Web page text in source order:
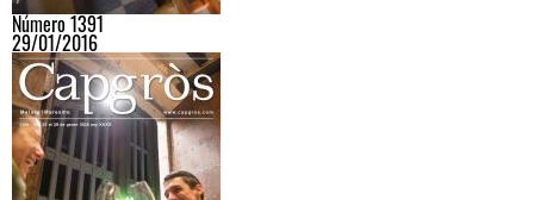
Número 1391
29/01/2016